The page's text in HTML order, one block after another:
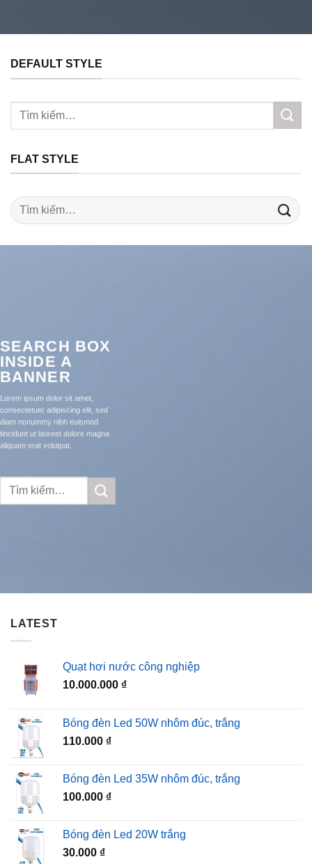
DEFAULT STYLE
Tìm
FLAT STYLE
Tìm
kiếm:
SEARCH BOX
INSIDE A
BANNER
Lorem ipsum dolor sit amet,
consectetuer adipiscing elit, sed
diam nonummy nibh euismod
tincidunt ut laoreet dolore magna
aliquam erat volutpat.
Tìm
LATEST
Quạt hơi nước công nghiệp
10.000.000 ₫
Bóng đèn Led 50W nhôm đúc, trắng
110.000 ₫
Bóng đèn Led 35W nhôm đúc, trắng
100.000 ₫
Bóng đèn Led 20W trắng
30.000 ₫